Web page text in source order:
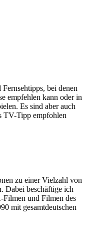
bei denen
empfehlen kann oder in
Es sind aber auch
TV-Tipp empfohlen
zu einer Vielzahl von
Dabei beschäftige ich
und Filmen des
mit gesamtdeutschen